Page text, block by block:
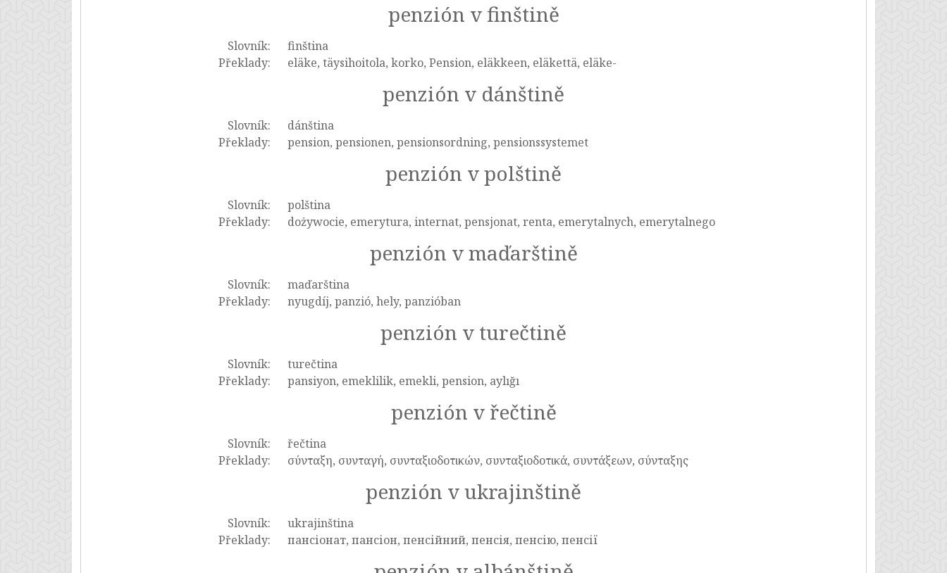
penzión v finštině
Slovník:
finština
Překlady:
eläke, täysihoitola, korko, Pension, eläkkeen, eläkettä, eläke-
penzión v dánštině
Slovník:
dánština
Překlady:
pension, pensionen, pensionsordning, pensionssystemet
penzión v polštině
Slovník:
polština
Překlady:
dożywocie, emerytura, internat, pensjonat, renta, emerytalnych, emerytalnego
penzión v maďarštině
Slovník:
maďarština
Překlady:
nyugdíj, panzió, hely, panzióban
penzión v turečtině
Slovník:
turečtina
Překlady:
pansiyon, emeklilik, emekli, pension, aylığı
penzión v řečtině
Slovník:
řečtina
Překlady:
σύνταξη, συνταγή, συνταξιοδοτικών, συνταξιοδοτικά, συντάξεων, σύνταξης
penzión v ukrajinštině
Slovník:
ukrajinština
Překlady:
пансіонат, пансіон, пенсійний, пенсія, пенсію, пенсії